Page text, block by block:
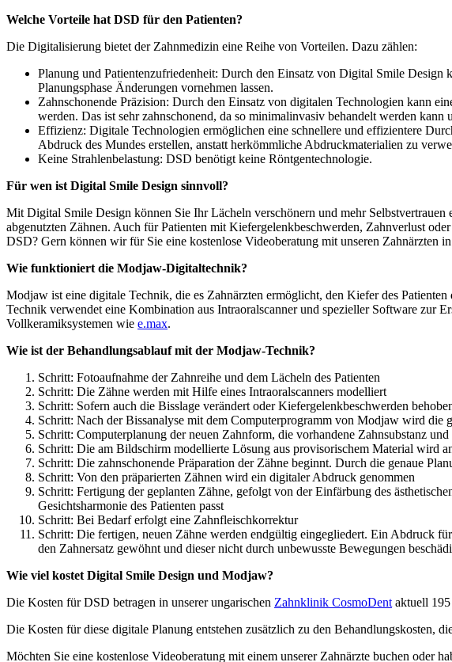
Welche Vorteile hat DSD für den Patienten?
Die Digitalisierung bietet der Zahnmedizin eine Reihe von Vorteilen. Dazu zählen:
Planung und Patientenzufriedenheit: Durch den Einsatz von Digital Smile Design
Planungsphase Änderungen vornehmen lassen.
Zahnschonende Präzision: Durch den Einsatz von digitalen Technologien kann
werden. Das ist sehr zahnschonend, da so minimalinvasiv behandelt werden
Effizienz: Digitale Technologien ermöglichen eine schnellere und effizientere
Abdruck des Mundes erstellen, anstatt herkömmliche Abdruckmaterialien zu
Keine Strahlenbelastung: DSD benötigt keine Röntgentechnologie.
Für wen ist Digital Smile Design sinnvoll?
Mit Digital Smile Design können Sie Ihr Lächeln verschönern und mehr
abgenutzten Zähnen. Auch für Patienten mit Kiefergelenkbeschwerden, Zahnverlust
DSD? Gern können wir für Sie eine kostenlose Videoberatung mit unseren Zahnärzten
Wie funktioniert die Modjaw-Digitaltechnik?
Modjaw ist eine digitale Technik, die es Zahnärzten ermöglicht, den Kiefer des
Technik verwendet eine Kombination aus Intraoralscanner und spezieller Software zur
Vollkeramiksystemen wie e.max.
Wie ist der Behandlungsablauf mit der Modjaw-Technik?
Schritt: Fotoaufnahme der Zahnreihe und dem Lächeln des Patienten
Schritt: Die Zähne werden mit Hilfe eines Intraoralscanners modelliert
Schritt: Sofern auch die Bisslage verändert oder Kiefergelenkbeschwerden
Schritt: Nach der Bissanalyse mit dem Computerprogramm von Modjaw wird die
Schritt: Computerplanung der neuen Zahnform, die vorhandene Zahnsubstanz
Schritt: Die am Bildschirm modellierte Lösung aus provisorischem Material wird
Schritt: Die zahnschonende Präparation der Zähne beginnt. Durch die genaue
Schritt: Von den präparierten Zähnen wird ein digitaler Abdruck genommen
Schritt: Fertigung der geplanten Zähne, gefolgt von der Einfärbung des
Gesichtsharmonie des Patienten passt
Schritt: Bei Bedarf erfolgt eine Zahnfleischkorrektur
Schritt: Die fertigen, neuen Zähne werden endgültig eingegliedert. Ein Abdruck
den Zahnersatz gewöhnt und dieser nicht durch unbewusste Bewegungen
Wie viel kostet Digital Smile Design und Modjaw?
Die Kosten für DSD betragen in unserer ungarischen Zahnklinik CosmoDent aktuell
Die Kosten für diese digitale Planung entstehen zusätzlich zu den
Möchten Sie eine kostenlose Videoberatung mit einem unserer Zahnärzte buchen oder